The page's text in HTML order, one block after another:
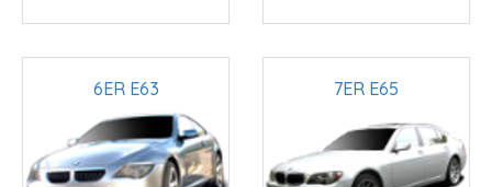
6ER E63 7ER E65